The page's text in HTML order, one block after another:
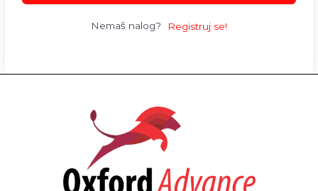
Nemaš nalog? Registruj se!